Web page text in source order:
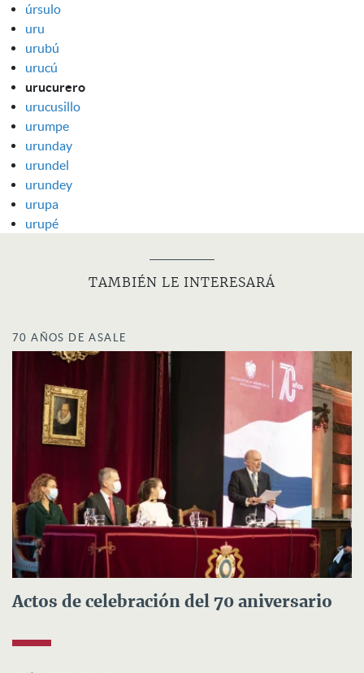
úrsulo
uru
urubú
urucú
urucurero
urucusillo
urumpe
urunday
urundel
urundey
urupa
urupé
TAMBIÉN LE INTERESARÁ
70 AÑOS DE ASALE
Actos de celebración del 70 aniversario